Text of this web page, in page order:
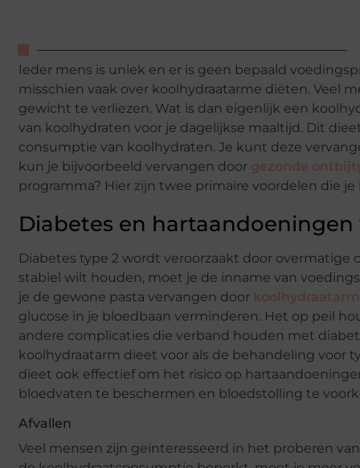
Ieder mens is uniek en er is geen bepaald
misschien vaak over koolhydraatarme diëten. Veel
gewicht te verliezen. Wat is dan eigenlijk een
van koolhydraten voor je dagelijkse maaltijd. Dit
consumptie van koolhydraten. Je kunt deze
kun je bijvoorbeeld vervangen door gezonde
programma? Hier zijn twee primaire voordelen die
Diabetes en
Diabetes type 2 wordt veroorzaakt door overmatige
stabiel wilt houden, moet je de inname van
je de gewone pasta vervangen door
glucose in je bloedbaan verminderen. Het op peil
andere complicaties die verband houden met
koolhydraatarm dieet voor als de behandeling voor
dieet ook effectief om het risico op
bloedvaten te beschermen en bloedstolling te
Afvallen
Veel mensen zijn geïnteresseerd in het proberen